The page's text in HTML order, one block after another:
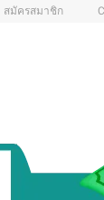
สมัครสมาชิก